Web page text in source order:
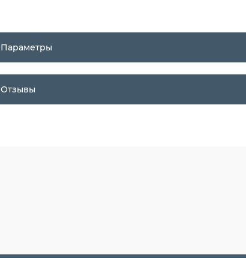
Параметры
Отзывы